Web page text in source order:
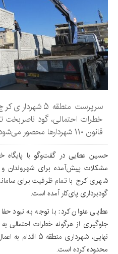
سرپرست منطقه ۵
خطرات احتمالی، گود ناصربخت
قانون ۱۱۰ شهردارها محصور می‌شود.
حسین عطایی در گفت‌وگو با پایگاه
مشکلات پیش‌آمده برای شهروندان
شهری کرج با تمام ظرفیت برای
گودبرداری پای‌کار آمده است.
عطایی عنوان کرد: با توجه به نبود
جلوگیری از هرگونه خطرات احتمالی
محدوده کرده است.